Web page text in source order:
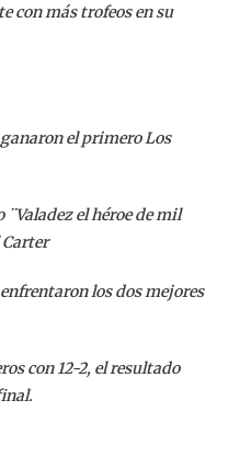
con más trofeos en su
el primero Los
el héroe de mil
Carter
los dos mejores
con 12-2, el resultado